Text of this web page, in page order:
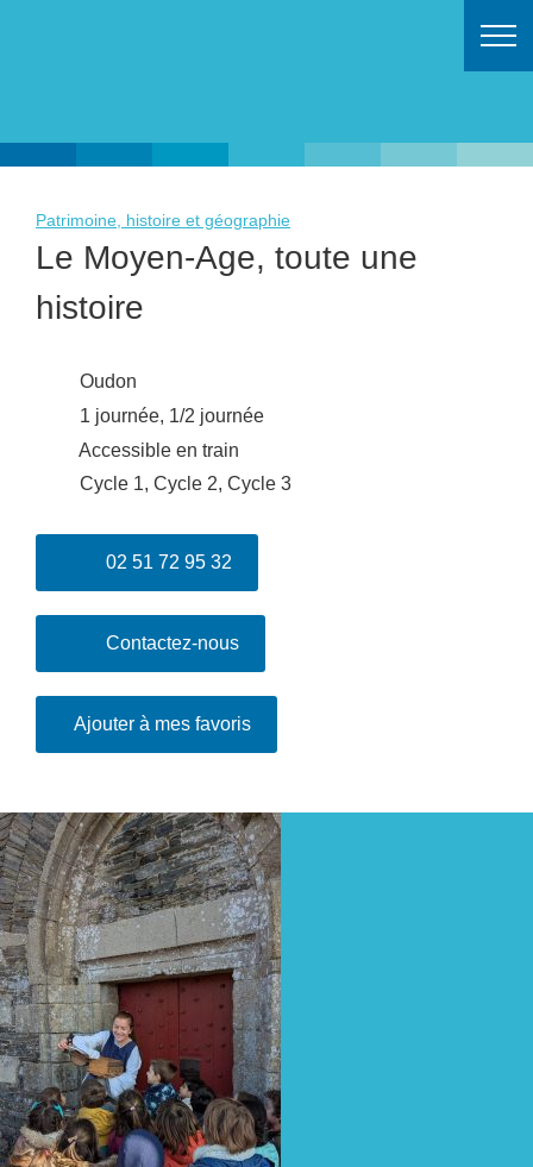
Patrimoine, histoire et géographie
Le Moyen-Age, toute une
histoire
Oudon
1 journée, 1/2 journée
Accessible en train
Cycle 1, Cycle 2, Cycle 3
02 51 72 95 32
Contactez-nous
Ajouter à mes favoris